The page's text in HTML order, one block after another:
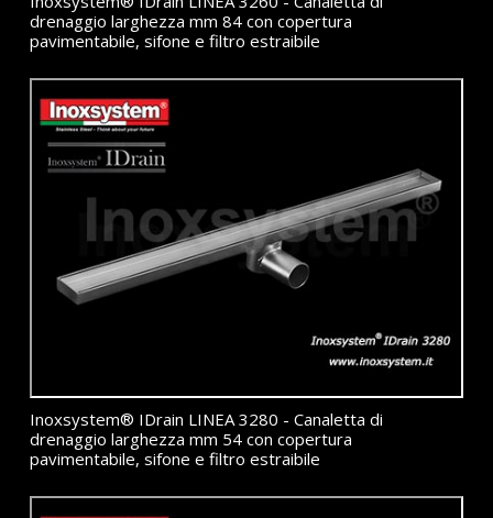
drenaggio larghezza mm 84 con copertura
pavimentabile, sifone e filtro estraibile
Inoxsystem® IDrain LINEA 3280 - Canaletta di
drenaggio larghezza mm 54 con copertura
pavimentabile, sifone e filtro estraibile